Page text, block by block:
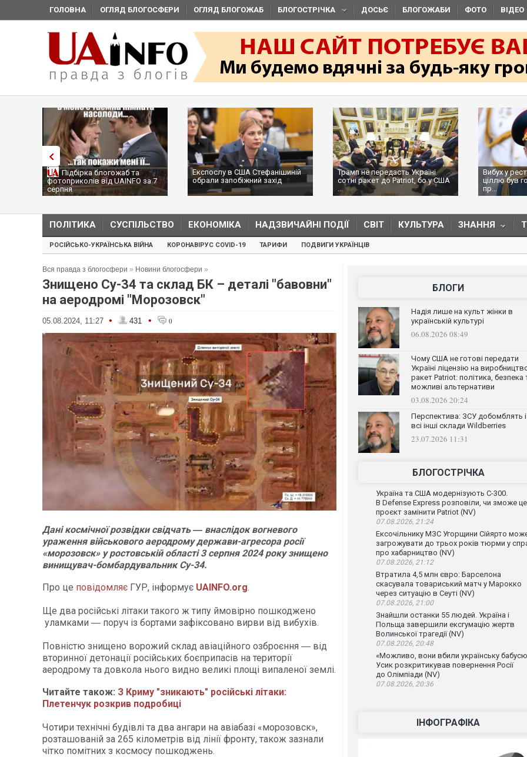
ГОЛОВНА ОГЛЯД БЛОГОСФЕРИ ОГЛЯД БЛОГОЖАБ БЛОГОСТРІЧКА ДОСЬЄ БЛОГОЖАБИ ФОТО ВІДЕО
Підбірка блогожаб та
фотоприколів від UAINFO за 7
серпня
Експослу в США Стефанішиній
обрали запобіжний захід
Трамп не передасть Україні
сотні ракет до Patriot, бо у США
...
Вибух у
ціллю був
пр...
ПОЛІТИКА СУСПІЛЬСТВО ЕКОНОМІКА НАДЗВИЧАЙНІ ПОДІЇ СВІТ КУЛЬТУРА ЗНАННЯ
РОСІЙСЬКО-УКРАЇНСЬКА ВІЙНА КОРОНАВІРУС COVID-19 ТАРИФИ ПОДВИГИ УКРАЇНЦІВ
Вся правда з блогосфери » Новини блогосфери »
Знищено Су-34 та склад БК – деталі "бавовни"
на аеродромі "Морозовск"
05.08.2024, 11:27 • 431 • 0
Дані космічної розвідки свідчать ― внаслідок вогневого
ураження військового аеродрому держави-агресора росії
«морозовск» у ростовській області 3 серпня 2024 року знищено
винищувач-бомбардувальник Су-34.
Про це повідомляє ГУР, інформує UAINFO.org.
Ще два російські літаки такого ж типу ймовірно пошкоджено
уламками ― поруч із бортами зафіксовано вирви від вибухів.
Повністю знищено ворожий склад авіаційного озброєння ― від
вторинної детонації російських боєприпасів на території
аеродрому та довкола нього видно великі площі випаленої землі.
Читайте також: З Криму "зникають" російські літаки:
Плетенчук розкрив подробиці
Чотири технічні будівлі та два ангари на авіабазі «морозовск»,
розташованій за 265 кілометрів від лінії фронту, також зазнали
чітко помітних з космосу пошкоджень.
БЛОГИ
Надія лише на культ жінки в
українській культурі
06.08.2026 08:49
Чому США не готові передати
Україні ліцензію на
ракет Patriot: політика, безпека
можливі альтернативи
03.08.2026 20:24
Перспектива: ЗСУ добомблять і
всі інші склади Wildberries
23.07.2026 11:31
БЛОГОСТРІЧКА
Україна та США модернізують С-300.
В Defense Express розповіли, чи зможе
проєкт замінити Patriot (NV)
07.08.2026, 21:24
Ексочільнику МЗС Угорщини Сійярто
загрожувати до трьох років тюрми у
про хабарництво (NV)
07.08.2026, 21:12
Втратила 4,5 млн євро: Барселона
скасувала товариський матч у Марокко
через ситуацію в Сеуті (NV)
07.08.2026, 21:00
Знайшли останки 55 людей. Україна і
Польща завершили ексгумацію жертв
Волинської трагедії (NV)
07.08.2026, 20:48
«Можливо, вони вбили українську
Усик розкритикував повернення Росії
до Олімпіади (NV)
07.08.2026, 20:36
ІНФОГРАФІКА